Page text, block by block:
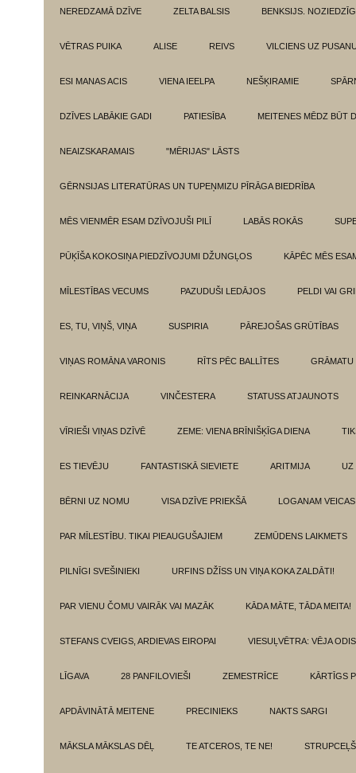
NEREDZAMĀ DZĪVE ZELTA BALSIS BENKSIJS.
VĒTRAS PUIKA ALISE REIVS VILCIENS UZ
ESI MANAS ACIS VIENA IEELPA NEŠĶIRAMIE
DZĪVES LABĀKIE GADI PATIESĪBA MEITENES MĒDZ BŪT
NEAIZSKARAMAIS "MĒRIJAS" LĀSTS
GĒRNSIJAS LITERATŪRAS UN TUPEŅMIZU PĪRĀGA BIEDRĪBA
MĒS VIENMĒR ESAM DZĪVOJUŠI PILĪ LABĀS ROKĀS
PŪĶĪŠA KOKOSIŅA PIEDZĪVOJUMI DŽUNGĻOS KĀPĒC MĒS
MĪLESTĪBAS VECUMS PAZUDUŠI LEDĀJOS PELDI VAI
ES, TU, VIŅŠ, VIŅA SUSPIRIA PĀREJOŠAS GRŪTĪBAS
VIŅAS ROMĀNA VARONIS RĪTS PĒC BALLĪTES GRĀMATU
REINKARNĀCIJA VINČESTERA STATUSS ATJAUNOTS
VĪRIEŠI VIŅAS DZĪVĒ ZEME: VIENA BRĪNIŠĶĪGA DIENA
ES TIEVĒJU FANTASTISKĀ SIEVIETE ARITMIJA UZ
BĒRNI UZ NOMU VISA DZĪVE PRIEKŠĀ LOGANAM VEICAS
PAR MĪLESTĪBU. TIKAI PIEAUGUŠAJIEM ZEMŪDENS LAIKMETS
PILNĪGI SVEŠINIEKI URFINS DŽĪSS UN VIŅA KOKA ZALDĀTI!
PAR VIENU ČOMU VAIRĀK VAI MAZĀK KĀDA MĀTE, TĀDA MEITA!
STEFANS CVEIGS, ARDIEVAS EIROPAI VIESUĻVĒTRA: VĒJA
LĪGAVA 28 PANFILOVIEŠI ZEMESTRĪCE KĀRTĪGS
APDĀVINĀTĀ MEITENE PRECINIEKS NAKTS SARGI
MĀKSLA MĀKSLAS DĒĻ TE ATCEROS, TE NE! STRUPCEĻŠ